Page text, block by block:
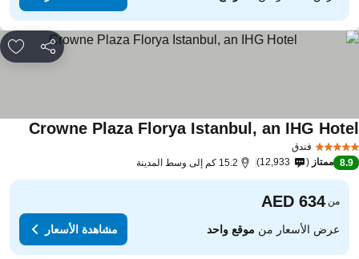
مشاركة
فندق
Crowne Plaza Florya Istanbul, an IHG
8.9 ممتاز 12,933 15.2 كم إلى وسط المدينة
من
عرض الأسعار منموقع واحد مشاهدة الأسعار